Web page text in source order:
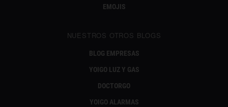
EMOJIS
NUESTROS OTROS BLOGS
BLOG EMPRESAS
YOIGO LUZ Y GAS
DOCTORGO
YOIGO ALARMAS